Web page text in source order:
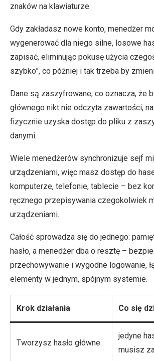
znaków na klawiaturze.
Gdy zakładasz nowe konto, menedżer
wygenerować dla niego silne, losowe
zapisać, eliminując pokusę użycia
szybko”, co później i tak trzeba by
Dane są zaszyfrowane, co oznacza, że
głównego nikt nie odczyta zawartości,
fizycznie uzyska dostęp do pliku z
danymi.
Wiele menedżerów synchronizuje sejf
urządzeniami, więc masz dostęp do
komputerze, telefonie, tablecie – bez
ręcznego przepisywania czegokolwiek
urządzeniami.
Całość sprowadza się do jednego:
hasło, a menedżer dba o resztę –
przechowywanie i wygodne logowanie,
elementy w jednym, spójnym systemie.
Krok działania Co się
Tworzysz hasło główne
jedyne
musisz